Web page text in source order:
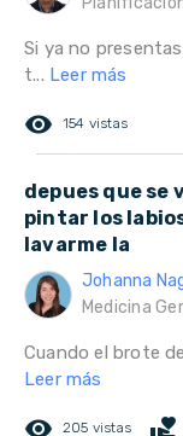
Si ya no
t... Leer más
remove_red_eye 154 vistas
depues que se
pintar los
lavarme la
Johanna
Medicina
Cuando el brote
Leer más
remove_red_eye 205 vistas volunteer_activism